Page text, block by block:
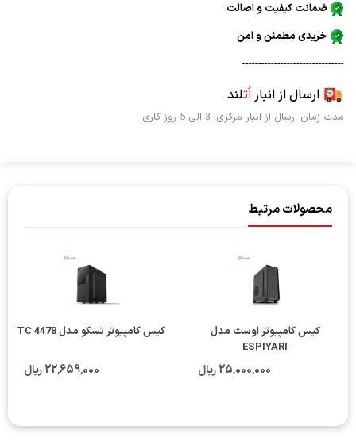
ضمانت کیفیت و اصالت
خریدی مطمئن و امن
--------------------------------
ارسال از انباراُتلند
مدت زمان ارسال از انبار مرکزی: 3 الی 5 روز کاری
محصولات مرتبط
کیس کامپیوتر اوست مدل
ESPIYARI
25٬000٬000 ریال
کیس کامپیوتر تسکو مدل TC 4478
22٬659٬000 ریال